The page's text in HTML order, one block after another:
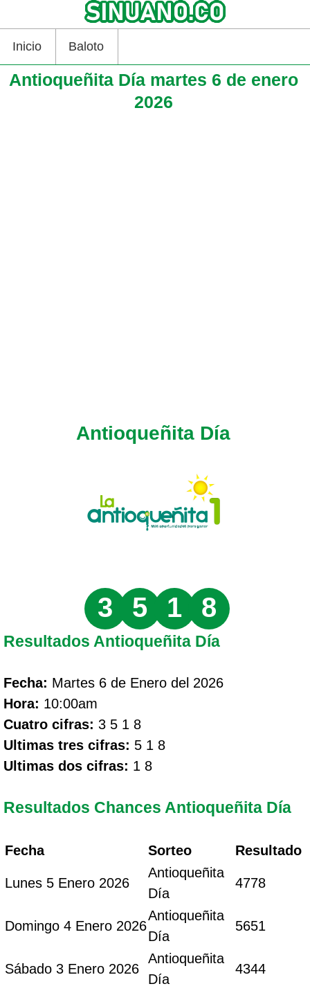
Inicio Baloto
Antioqueñita Día martes 6 de enero
2026
Antioqueñita Día
3 5 1 8
Resultados Antioqueñita Día
Fecha: Martes 6 de Enero del 2026
Hora: 10:00am
Cuatro cifras: 3 5 1 8
Ultimas tres cifras: 5 1 8
Ultimas dos cifras: 1 8
Resultados Chances Antioqueñita Día
Fecha Sorteo Resultado
Lunes 5 Enero 2026
Antioqueñita
Día
4778
Domingo 4 Enero 2026
Antioqueñita
Día
5651
Sábado 3 Enero 2026
Antioqueñita
Día
4344